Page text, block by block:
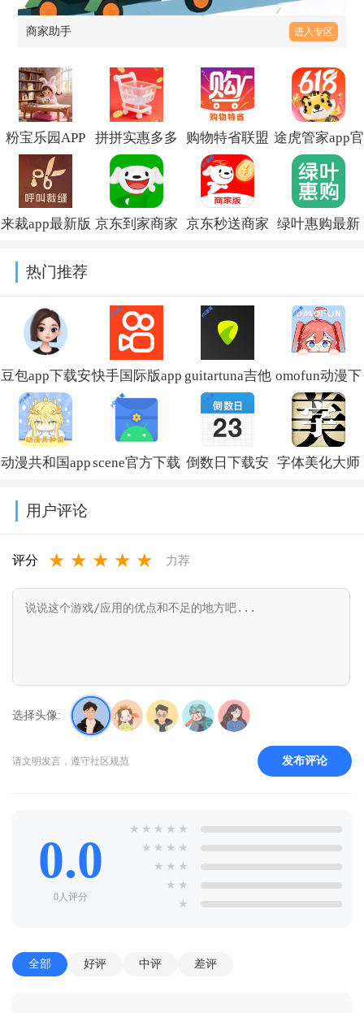
商家助手 进入专区
粉宝乐园APP
官方下载v1.0.0
拼拼实惠多多
官方版下载
v1.0.0
购物特省联盟
下载官方版
v1.0.0
途虎管家app官
方正版安装下
载v7.71.0
来裁app最新版 京东到家商家 京东秒送商家 绿叶惠购最新
热门推荐
豆包app下载安
装新版本
v14.5.0
快手国际版app
免费下载安装
(Kwai)v13.6.40.545802
guitartuna吉他
调音器下载免
费版v7.97.0
omofun动漫下
载最新版
v1.1.73
动漫共和国appscene官方下载 倒数日下载安 字体美化大师
用户评论
评分 ★ ★ ★ ★ ★ 力荐
选择头像:
请文明发言，遵守社区规范 发布评论
0.0
0人评分
★ ★ ★ ★ ★
★ ★ ★ ★
★ ★ ★
★ ★
★
全部 好评 中评 差评